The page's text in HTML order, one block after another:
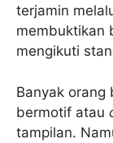
terjamin
membuktikan
mengikuti
Banyak orang
bermotif atau
tampilan.